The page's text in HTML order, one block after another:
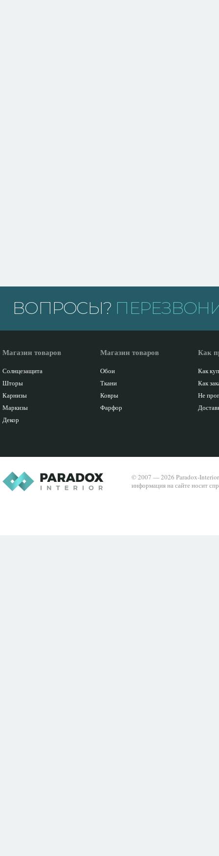
ВОПРОСЫ?
Магазин товаров
Солнцезащита
Шторы
Карнизы
Маркизы
Декор
Магазин товаров
Обои
Ткани
Ковры
Фарфор
Как
Как
Как
Не
© 2007 — 2026 Paradox-
информация на сайте носит